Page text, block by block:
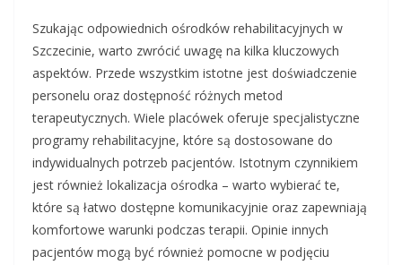
Szukając odpowiednich ośrodków rehabilitacyjnych w
Szczecinie, warto zwrócić uwagę na kilka kluczowych
aspektów. Przede wszystkim istotne jest doświadczenie
personelu oraz dostępność różnych metod
terapeutycznych. Wiele placówek oferuje specjalistyczne
programy rehabilitacyjne, które są dostosowane do
indywidualnych potrzeb pacjentów. Istotnym czynnikiem
jest również lokalizacja ośrodka – warto wybierać te,
które są łatwo dostępne komunikacyjnie oraz zapewniają
komfortowe warunki podczas terapii. Opinie innych
pacjentów mogą być również pomocne w podjęciu